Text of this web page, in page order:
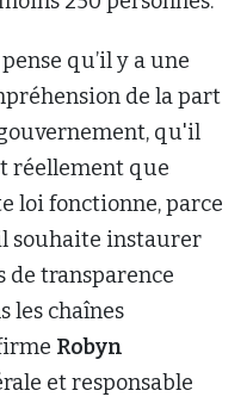
pense qu’il y a une
de la part
qu'il
réellement que
loi fonctionne, parce
souhaite instaurer
de transparence
les chaînes
Robyn
et responsable